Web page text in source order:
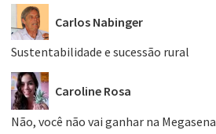
Carlos Nabinger
Sustentabilidade e sucessão rural
Caroline Rosa
Não, você não vai ganhar na Megasena